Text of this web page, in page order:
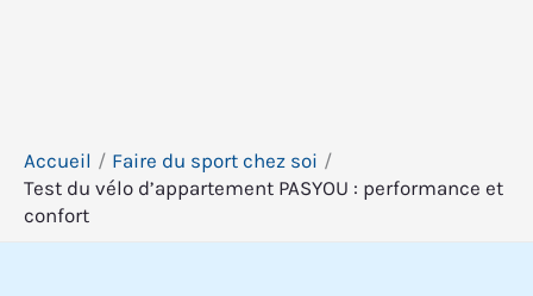
Accueil
Faire du sport chez soi
Test du vélo d’appartement PASYOU : performance et
confort